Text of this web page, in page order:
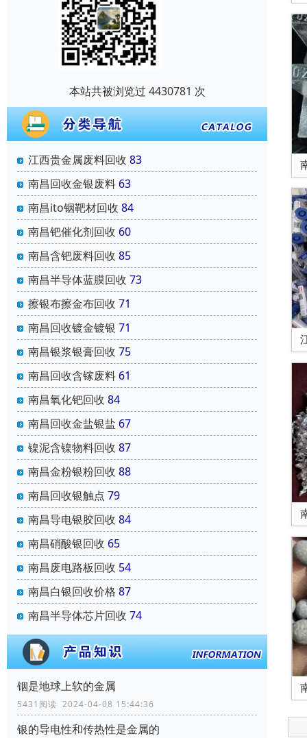
本站共被浏览过 4430781 次
江西贵金属废料回收 83
南昌回收金银废料 63
南昌ito铟靶材回收 84
南昌钯催化剂回收 60
南昌含钯废料回收 85
南昌半导体蓝膜回收 73
擦银布擦金布回收 71
南昌回收镀金镀银 71
南昌银浆银膏回收 75
南昌回收含镓废料 61
南昌氧化钯回收 84
南昌回收金盐银盐 67
镍泥含镍物料回收 87
南昌金粉银粉回收 88
南昌回收银触点 79
南昌导电银胶回收 84
南昌硝酸银回收 65
南昌废电路板回收 54
南昌白银回收价格 87
南昌半导体芯片回收 74
铟是地球上软的金属
5431阅读 2024-04-08 15:44:36
银的导电性和传热性是金属的